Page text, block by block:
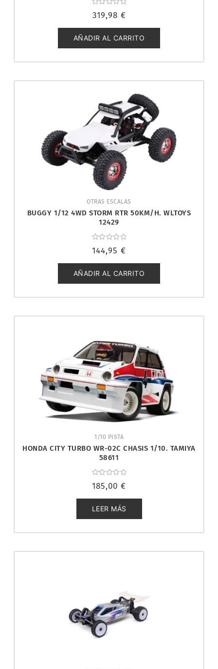
con
de
5
319,98 €
AÑADIR AL CARRITO
OTRAS ESCALAS
BUGGY 1/12 4WD STORM RTR 50KM/H. WLTOYS
12429
con
de
5
144,95 €
AÑADIR AL CARRITO
1/10 PISTA
HONDA CITY TURBO WR-02C CHASIS 1/10. TAMIYA
58611
con
de
5
185,00 €
LEER MÁS